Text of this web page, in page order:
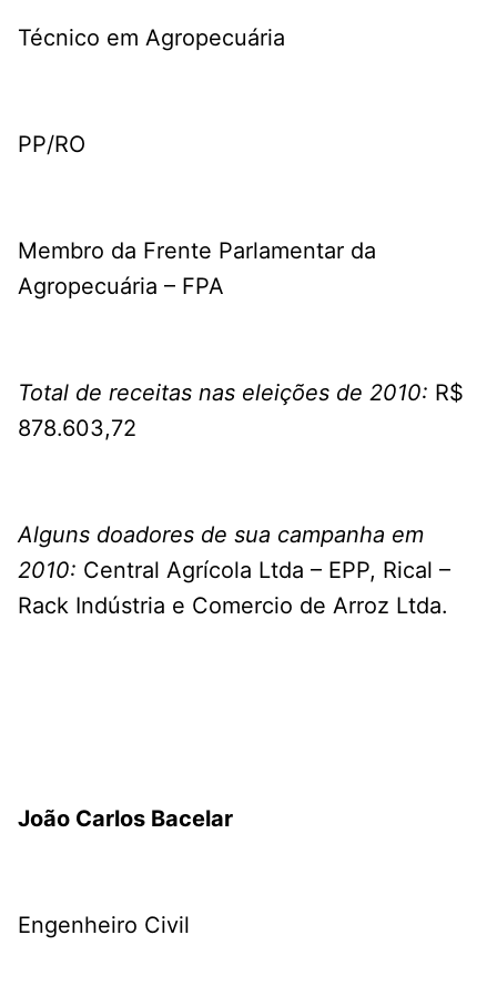
Técnico em Agropecuária
PP/RO
Membro da Frente Parlamentar da
Agropecuária – FPA
Total de receitas nas eleições de 2010: R$
878.603,72
Alguns doadores de sua campanha em
2010: Central Agrícola Ltda – EPP, Rical –
Rack Indústria e Comercio de Arroz Ltda.
João Carlos Bacelar
Engenheiro Civil